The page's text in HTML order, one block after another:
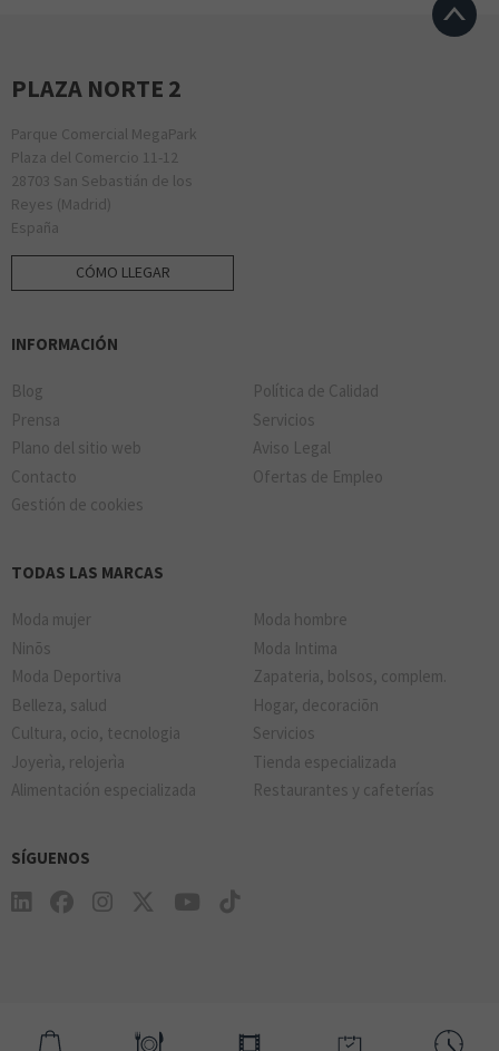
PLAZA NORTE 2
Parque Comercial MegaPark
Plaza del Comercio 11-12
28703 San Sebastián de los
Reyes (Madrid)
España
CÓMO LLEGAR
INFORMACIÓN
Blog
Política de Calidad
Prensa
Servicios
Plano del sitio web
Aviso Legal
Contacto
Ofertas de Empleo
Gestión de cookies
TODAS LAS MARCAS
Moda mujer
Moda hombre
Ninõs
Moda Intima
Moda Deportiva
Zapateria, bolsos, complem.
Belleza, salud
Hogar, decoraciõn
Cultura, ocio, tecnologia
Servicios
Joyerìa, relojerìa
Tienda especializada
Alimentación especializada
Restaurantes y cafeterías
SÍGUENOS